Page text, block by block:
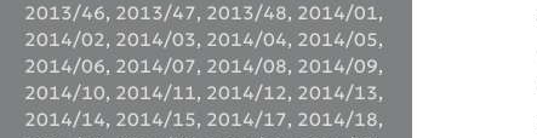
2013/46, 2013/47, 2013/48, 2014/01,
2014/02, 2014/03, 2014/04, 2014/05,
2014/06, 2014/07, 2014/08, 2014/09,
2014/10, 2014/11, 2014/12, 2014/13,
2014/14, 2014/15, 2014/17, 2014/18,